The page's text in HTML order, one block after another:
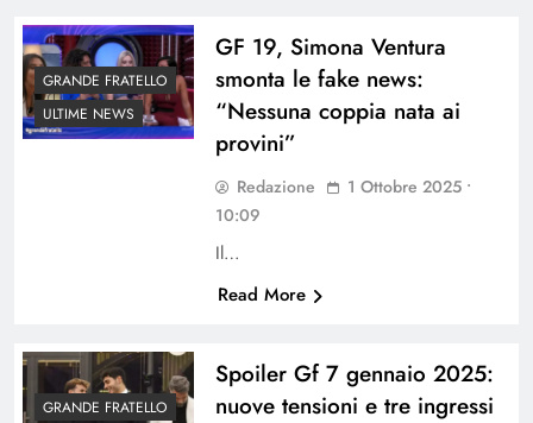
GRANDE FRATELLO
ULTIME NEWS
GF 19, Simona Ventura
smonta le fake news:
“Nessuna coppia nata ai
provini”
Redazione
1 Ottobre 2025 •
10:09
Il…
Read More
GRANDE FRATELLO
Spoiler Gf 7 gennaio 2025:
nuove tensioni e tre ingressi